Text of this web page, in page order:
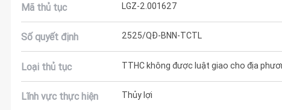
Mã thủ tục LGZ-2.001627
Số quyết định 2525/QĐ-BNN-TCTL
Loại thủ tục TTHC không được luật giao cho địa
Lĩnh vực thực hiện Thủy lợi